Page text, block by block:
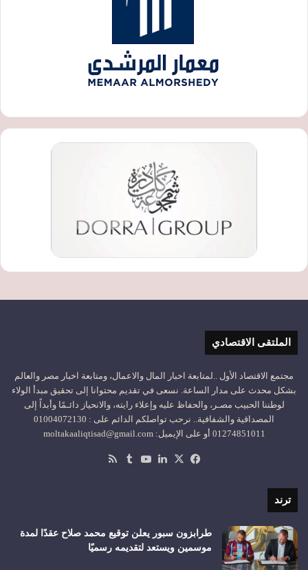
الملتقى الاقتصادي
مجتمع الاقتصاد الأول ..لمتابعة اخبار المال والاعمال، ومتابعة اخبار مصر والعالم
بشكل محدث على مدار الساعة. نسعى في تقديم محتوانا إلى تحقيق مبدأ الولاء
لوطننا الحبيب مصـر، والحفاظ عليه وإعلاء رايته، والانحياز دائـمًا وأبداً إلى
المصداقية والشفافية.. نرحب تواصلكم الدائم على : 01004072130
01274851011 أو على الإيميل: moltakaaliqtisad@gmail.com
فيسبوك
‫X لينكدإن‫YouTube
ترند
طرابزون سبور يعلن توقيع محمد صلاح عقدًا لمدة
موسمين ويستعد لتقديمه رسميًا